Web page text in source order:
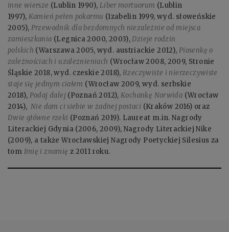
inne wiersze (Lublin 1990), Liber mortuorum (Lublin
1997), Kamień pełen pokarmu (Izabelin 1999, wyd. słoweńskie
2005), Przewodnik dla bezdomnych niezależnie od miejsca
zamieszkania (Legnica 2000, 2003),Dzieje rodzin
polskich (Warszawa 2005, wyd. austriackie 2012), Piosenkę o
zależnościach i uzależnieniach (Wrocław 2008, 2009, Stronie
Śląskie 2018, wyd. czeskie 2018),Rzeczywiste i nierzeczywiste
staje się jednym ciałem (Wrocław 2009, wyd. serbskie
2018), Podaj dalej(Poznań 2012),Kochankę Norwida (Wrocław
2014),Nie dam ci siebie w żadnej postaci (Kraków 2016) oraz
Dwie główne rzeki (Poznań 2019). Laureat m.in. Nagrody
Literackiej Gdynia (2006, 2009), Nagrody Literackiej Nike
(2009), a także Wrocławskiej Nagrody Poetyckiej Silesius za
tom Imię i znamię z 2011 roku.